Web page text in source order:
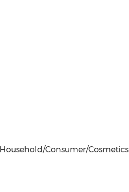
Household/Consumer/Cosmetics